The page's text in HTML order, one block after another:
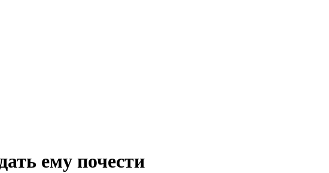
ему почести